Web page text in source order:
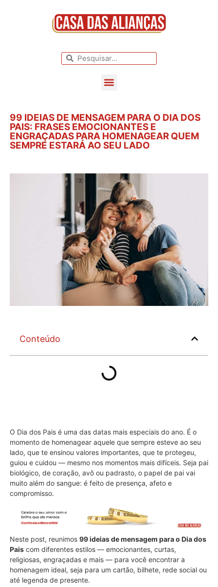
99 IDEIAS DE MENSAGEM PARA O DIA DOS
PAIS: FRASES EMOCIONANTES E
ENGRAÇADAS PARA HOMENAGEAR QUEM
SEMPRE ESTARÁ AO SEU LADO
Conteúdo
O Dia dos Pais é uma das datas mais especiais do ano. É o
momento de homenagear aquele que sempre esteve ao seu
lado, que te ensinou valores importantes, que te protegeu,
guiou e cuidou — mesmo nos momentos mais difíceis. Seja pai
biológico, de coração, avô ou padrasto, o papel de pai vai
muito além do sangue: é feito de presença, afeto e
compromisso.
Neste post, reunimos 99 ideias de mensagem para o Dia dos
Pais com diferentes estilos — emocionantes, curtas,
religiosas, engraçadas e mais — para você encontrar a
homenagem ideal, seja para um cartão, bilhete, rede social ou
até legenda de presente.